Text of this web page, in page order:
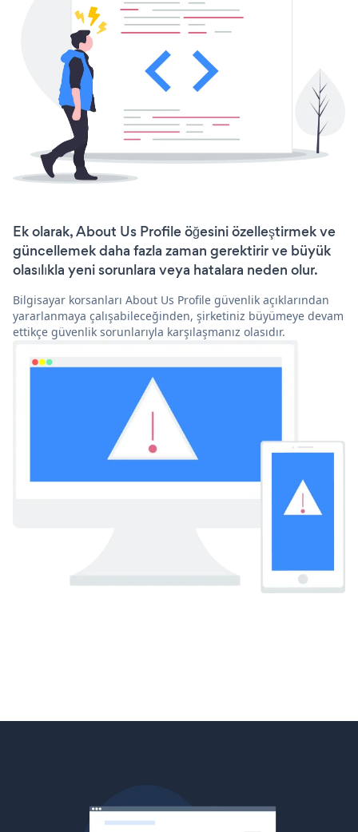
Ek olarak, About Us Profile öğesini özelleştirmek ve
güncellemek daha fazla zaman gerektirir ve büyük
olasılıkla yeni sorunlara veya hatalara neden olur.
Bilgisayar korsanları About Us Profile güvenlik açıklarından
yararlanmaya çalışabileceğinden, şirketiniz büyümeye devam
ettikçe güvenlik sorunlarıyla karşılaşmanız olasıdır.